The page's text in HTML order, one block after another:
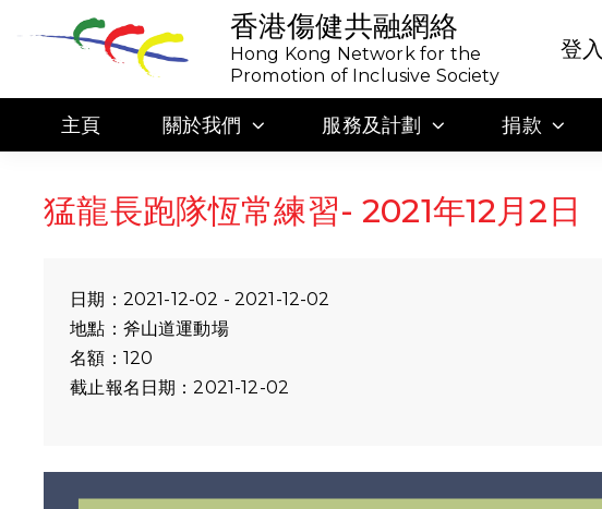
香港傷健共融網絡
Hong Kong Network for the
Promotion of Inclusive Society
登入
主頁 關於我們 服務及計劃 捐款
猛龍長跑隊恆常練習- 2021年12月2日
日期：2021-12-02 - 2021-12-02
地點：斧山道運動場
名額：120
截止報名日期：2021-12-02